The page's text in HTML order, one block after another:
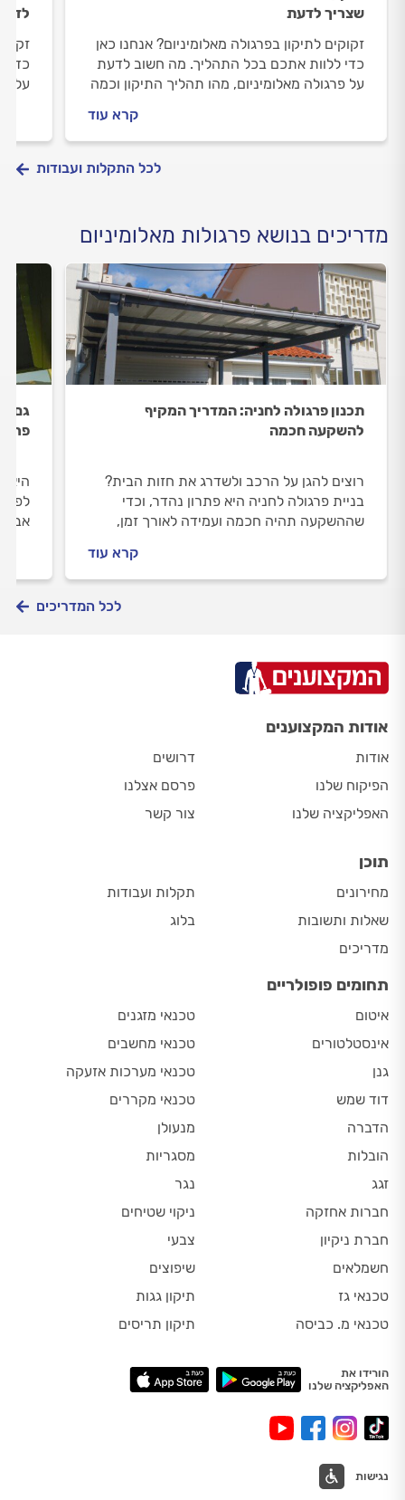
שצריך לדעת
זקוקים לתיקון בפרגולה מאלומיניום? אנחנו כאן
כדי ללוות אתכם בכל התהליך. מה חשוב לדעת
על פרגולה מאלומיניום, מהו תהליך התיקון וכמה
קרא עוד
כדי
על
לכל התקלות ועבודות
מדריכים בנושא פרגולות מאלומיניום
תכנון פרגולה לחניה: המדריך המקיף
להשקעה חכמה
רוצים להגן על הרכב ולשדרג את חזות הבית?
בניית פרגולה לחניה היא פתרון נהדר, וכדי
שההשקעה תהיה חכמה ועמידה לאורך זמן,
לכם את כל המידע הדרוש לקבלת החלטות
מושכלות.
קרא עוד
גם
היא
אבל
לכל המדריכים
אודות המקצוענים
אודות
הפיקוח שלנו
האפליקציה שלנו
דרושים
פרסם אצלנו
צור קשר
תוכן
מחירונים
שאלות ותשובות
מדריכים
תקלות ועבודות
בלוג
תחומים פופולריים
איטום
אינסטלטורים
גנן
דוד שמש
הדברה
הובלות
זגג
חברות אחזקה
חברת ניקיון
חשמלאים
טכנאי גז
טכנאי מ. כביסה
טכנאי מזגנים
טכנאי מחשבים
טכנאי מערכות אזעקה
טכנאי מקררים
מנעולן
מסגריות
נגר
ניקוי שטיחים
צבעי
שיפוצים
תיקון גגות
תיקון תריסים
הורידו את
האפליקציה שלנו
נגישות